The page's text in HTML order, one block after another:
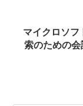
マイクロソ
索のための